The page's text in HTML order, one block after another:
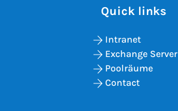
Quick links
Intranet
Exchange Server
Poolräume
Contact